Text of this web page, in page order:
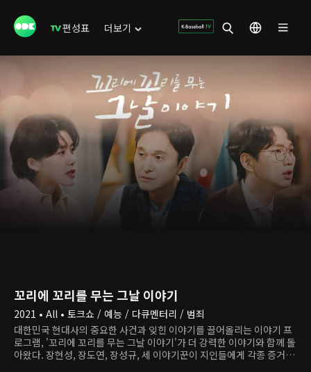
편성표 더보기
꼬리에 꼬리를 무는 그날 이야기
2021 • All • 토크쇼 / 예능 / 다큐멘터리 / 범죄
대한민국 현대사의 중요한 사건과 잊힌 이야기를 끌어올리는 이야기 프
로그램, '꼬리에 꼬리를 무는 그날 이야기'가 더 강력한 이야기와 함께 돌
아왔다. 장현성, 장도연, 장성규, 세 이야기꾼이 지인들에게 각종 증거와